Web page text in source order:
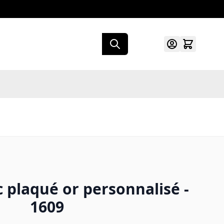
plaqué or personnalisé -
1609